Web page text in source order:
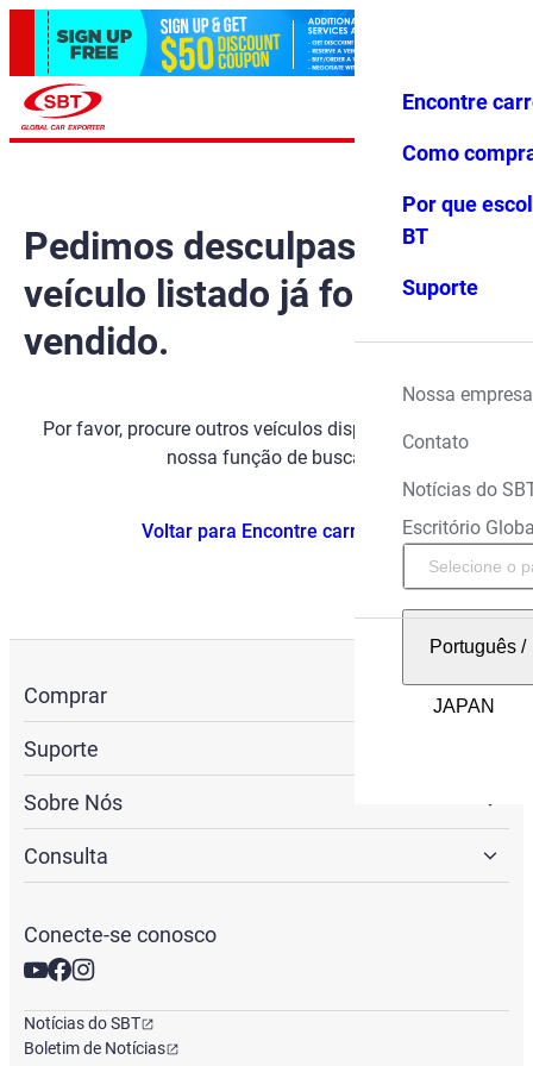
Favoritos Menu
Encontre
Como
Por que
BT
Suporte
Nossa empresa
Contato
Notícias do
Escritório
Português/
Pedimos desculpas, mas o
veículo listado já foi
vendido.
Por favor, procure outros veículos disponíveis usando
nossa função de busca.
Voltar para Encontre carros
Comprar
Suporte
Sobre Nós
Consulta
Conecte-se conosco
Notícias do SBT
Boletim de Notícias